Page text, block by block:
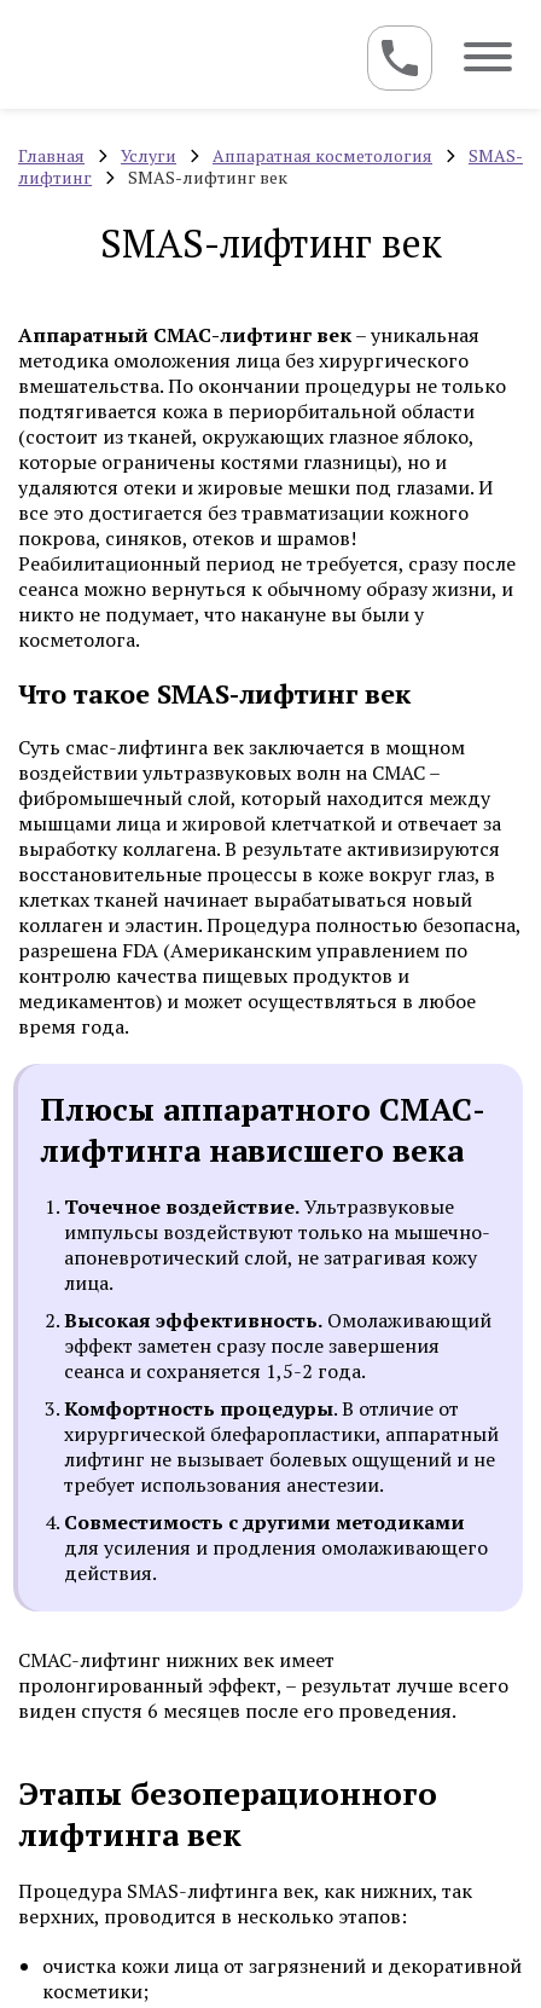
Главная Услуги Аппаратная косметология
SMAS-
лифтинг
SMAS-лифтинг век
SMAS-лифтинг век
Аппаратный СМАС-лифтинг век– уникальная
методика омоложения лица без хирургического
вмешательства. По окончании процедуры не только
подтягивается кожа в периорбитальной области
(состоит из тканей, окружающих глазное яблоко,
которые ограничены костями глазницы), но и
удаляются отеки и жировые мешки под глазами. И
все это достигается без травматизации кожного
покрова, синяков, отеков и шрамов!
Реабилитационный период не требуется, сразу после
сеанса можно вернуться к обычному образу жизни, и
никто не подумает, что накануне вы были у
косметолога.
Что такое SMAS-лифтинг век
Суть смас-лифтинга век заключается в мощном
воздействии ультразвуковых волн на СМАС –
фибромышечный слой, который находится между
мышцами лица и жировой клетчаткой и отвечает за
выработку коллагена. В результате активизируются
восстановительные процессы в коже вокруг глаз, в
клетках тканей начинает вырабатываться новый
коллаген и эластин. Процедура полностью безопасна,
разрешена FDA (Американским управлением по
контролю качества пищевых продуктов и
медикаментов) и может осуществляться в любое
время года.
Плюсы аппаратного СМАС-
лифтинга нависшего века
Точечное воздействие.Ультразвуковые
импульсы воздействуют только на мышечно-
апоневротический слой, не затрагивая кожу
лица.
Высокая эффективность. Омолаживающий
эффект заметен сразу после завершения
сеанса и сохраняется 1,5-2 года.
Комфортность процедуры. В отличие от
хирургической блефаропластики, аппаратный
лифтинг не вызывает болевых ощущений и не
требует использования анестезии.
Совместимость с другими методиками
для усиления и продления омолаживающего
действия.
СМАС-лифтинг нижних век имеет
пролонгированный эффект, – результат лучше всего
виден спустя 6 месяцев после его проведения.
Этапы безоперационного
лифтинга век
Процедура SMAS-лифтинга век, как нижних, так
верхних, проводится в несколько этапов:
очистка кожи лица от загрязнений и декоративной
косметики;